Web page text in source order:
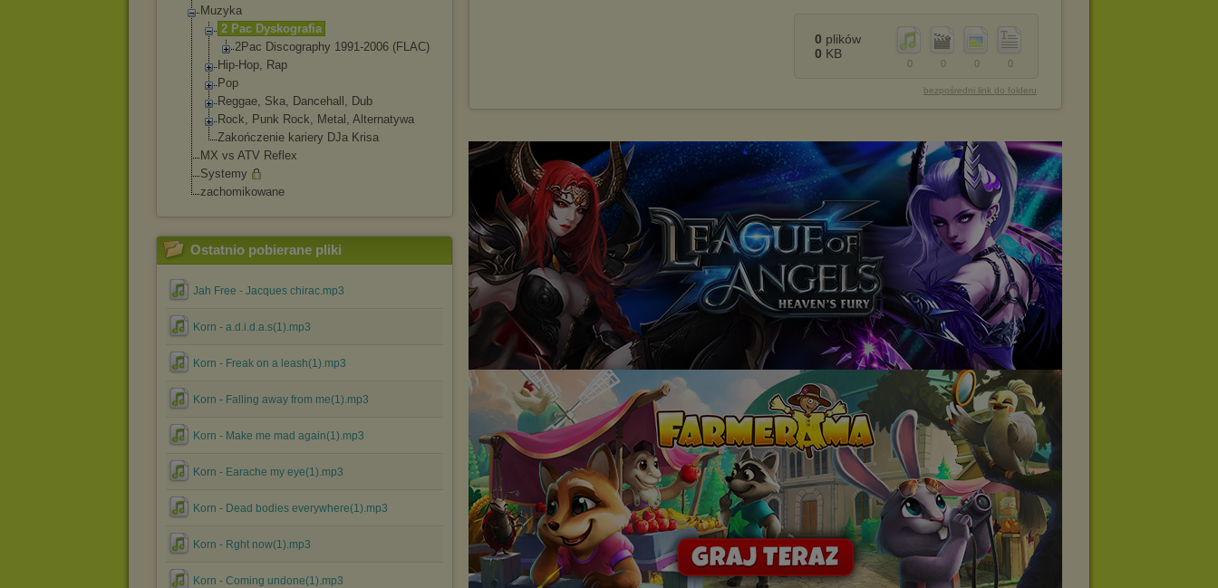
Muzyka
2 Pac Dyskografia
2Pac Discography 1991-2006 (FLAC)
Hip-Hop, Rap
Pop
Reggae, Ska, Dancehall, Dub
Rock, Punk Rock, Metal, Alternatywa
Zakończenie kariery DJa Krisa
MX vs ATV Reflex
Systemy
zachomikowane
Ostatnio pobierane pliki
Jah Free - Jacques chirac.mp3
Korn - a.d.i.d.a.s(1).mp3
Korn - Freak on a leash(1).mp3
Korn - Falling away from me(1).mp3
Korn - Make me mad again(1).mp3
Korn - Earache my eye(1).mp3
Korn - Dead bodies everywhere(1).mp3
Korn - Rght now(1).mp3
Korn - Coming undone(1).mp3
0
0
0
0
0 plików
0 KB
bezpośredni link do folderu